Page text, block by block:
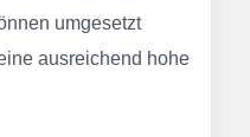
umgesetzt
ausreichend hohe